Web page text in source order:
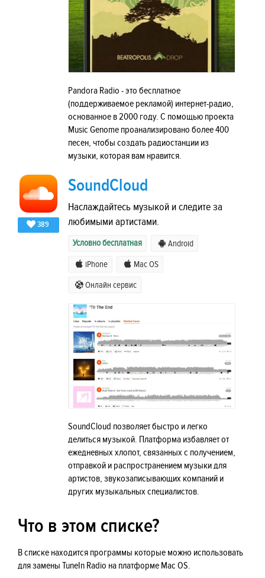
Pandora Radio - это бесплатное
(поддерживаемое рекламой) интернет-радио,
основанное в 2000 году. С помощью проекта
Music Genome проанализировано более 400
песен, чтобы создать радиостанции из
музыки, которая вам нравится.
389
SoundCloud
Наслаждайтесь музыкой и следите за
любимыми артистами.
Условно бесплатная Android
iPhone Mac OS
Онлайн сервис
SoundCloud позволяет быстро и легко
делиться музыкой. Платформа избавляет от
ежедневных хлопот, связанных с получением,
отправкой и распространением музыки для
артистов, звукозаписывающих компаний и
других музыкальных специалистов.
Что в этом списке?
В списке находится программы которые можно использовать
для замены TuneIn Radio на платформе Mac OS.